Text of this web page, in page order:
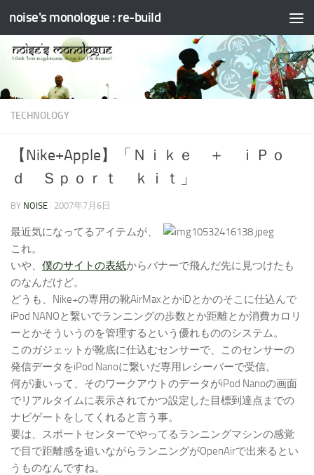
コンテンツへスキップ
noise's monologue : re-build
TECHNOLOGY
【Nike+Apple】「Ｎｉｋｅ ＋ ｉＰｏ
ｄ Ｓｐｏｒｔ ｋｉｔ」
BY NOISE · 2007年7月6日
最近気になってるアイテムが、
これ。
いや、 僕のサイトの表紙からバナーで飛んだ先に見つけたも
のなんだけど。
どうも、Nike+の専用の靴AirMaxとかiDとかのそこに仕込んで
iPod NANOと繋いでランニングの歩数とか距離とか消費カロリ
ーとかそういうのを管理するという優れもののシステム。
このガジェットが靴底に仕込むセンサーで、このセンサーの
発信データをiPod Nanoに繋いだ専用レシーバーで受信。
何が凄いって、そのワークアウトのデータがiPod Nanoの画面
でリアルタイムに表示されてかつ設定した目標到達点までの
ナビゲートをしてくれると言う事。
要は、スポートセンターでやってるランニングマシンの感覚
で目で距離感を追いながらランニングがOpenAirで出来るとい
うものなんですね。